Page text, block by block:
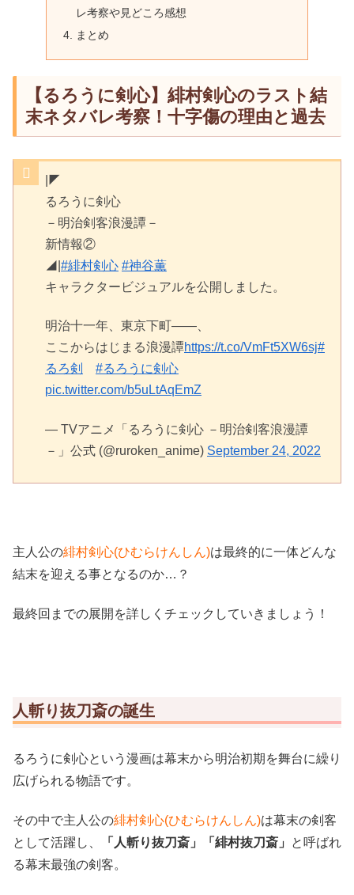
レ考察や見どころ感想
まとめ
【るろうに剣心】緋村剣心のラスト結
末ネタバレ考察！十字傷の理由と過去
|◤
るろうに剣心
－明治剣客浪漫譚－
新情報②
◢| #緋村剣心 #神谷薫
キャラクタービジュアルを公開しました。
明治十一年、東京下町――、
ここからはじまる浪漫譚https://t.co/VmFt5XW6sj#
るろ剣
#るろうに剣心
pic.twitter.com/b5uLtAqEmZ
— TVアニメ「るろうに剣心 －明治剣客浪漫譚
－」公式 (@ruroken_anime) September 24, 2022
主人公の緋村剣心(ひむらけんしん)は最終的に一体どんな
結末を迎える事となるのか…？
最終回までの展開を詳しくチェックしていきましょう！
人斬り抜刀斎の誕生
るろうに剣心という漫画は幕末から明治初期を舞台に繰り
広げられる物語です。
その中で主人公の緋村剣心(ひむらけんしん)は幕末の剣客
として活躍し、
「人斬り抜刀斎」「緋村抜刀斎」
と呼ばれ
る幕末最強の剣客。